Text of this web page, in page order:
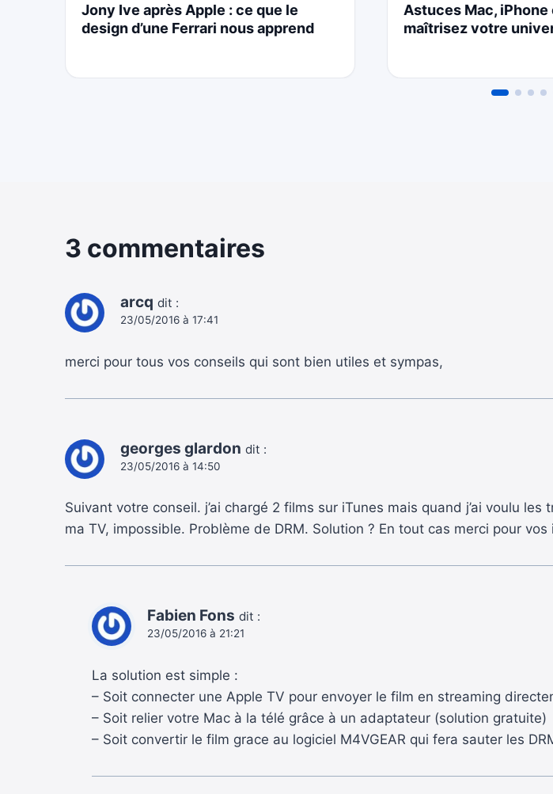
Jony Ive après Apple : ce que le
design d’une Ferrari nous apprend
Astuces Mac, iPhone
maîtrisez votre
3 commentaires
arcq dit :
23/05/2016 à 17:41
merci pour tous vos conseils qui sont bien utiles et sympas,
georges glardon dit :
23/05/2016 à 14:50
Suivant votre conseil. j’ai chargé 2 films sur iTunes mais quand j’ai voulu
ma TV, impossible. Problème de DRM. Solution ? En tout cas merci pour vos
Fabien Fons dit :
23/05/2016 à 21:21
La solution est simple :
– Soit connecter une Apple TV pour envoyer le film en streaming
– Soit relier votre Mac à la télé grâce à un adaptateur (solution gratuite)
– Soit convertir le film grace au logiciel M4VGEAR qui fera sauter les